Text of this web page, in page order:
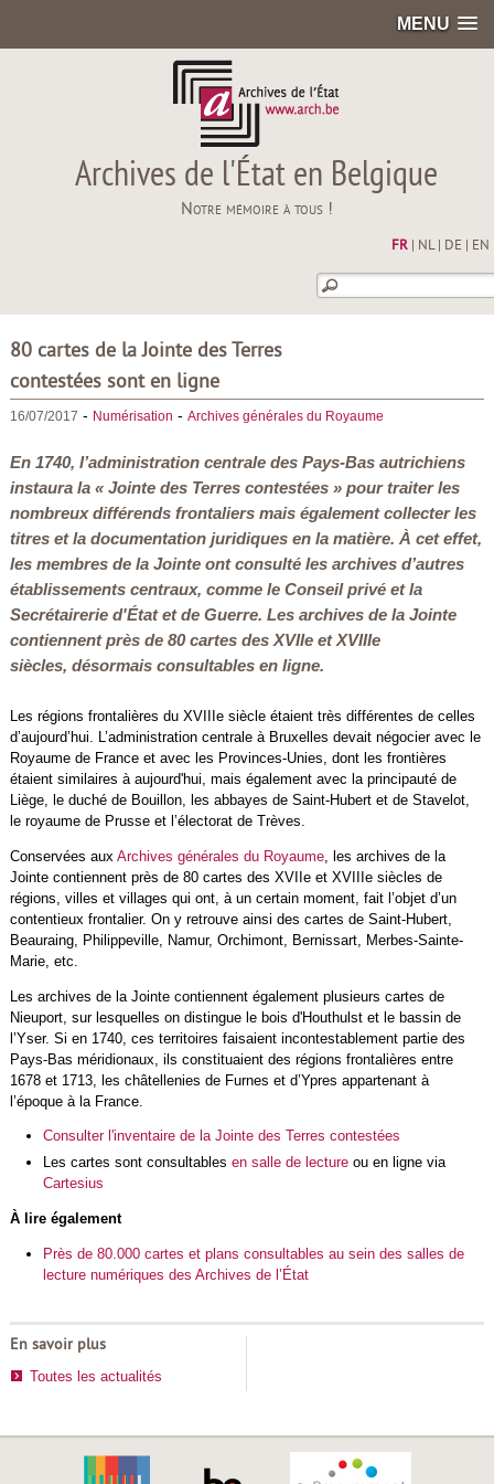
MENU
Archives de l'État en Belgique
Notre mémoire à tous !
FR| NL| DE EN
80 cartes de la Jointe des Terres
contestées sont en ligne
16/07/2017 - Numérisation - Archives générales du Royaume
En 1740, l’administration centrale des Pays-Bas autrichiens
instaura la « Jointe des Terres contestées » pour traiter les
nombreux différends frontaliers mais également collecter les
titres et la documentation juridiques en la matière. À cet effet,
les membres de la Jointe ont consulté les archives d’autres
établissements centraux, comme le Conseil privé et la
Secrétairerie d'État et de Guerre. Les archives de la Jointe
contiennent près de 80 cartes des XVIIe et XVIIIe
siècles, désormais consultables en ligne.
Les régions frontalières du XVIIIe siècle étaient très différentes de celles
d’aujourd’hui. L’administration centrale à Bruxelles devait négocier avec le
Royaume de France et avec les Provinces-Unies, dont les frontières
étaient similaires à aujourd'hui, mais également avec la principauté de
Liège, le duché de Bouillon, les abbayes de Saint-Hubert et de Stavelot,
le royaume de Prusse et l’électorat de Trèves.
Conservées aux Archives générales du Royaume, les archives de la
Jointe contiennent près de 80 cartes des XVIIe et XVIIIe siècles de
régions, villes et villages qui ont, à un certain moment, fait l’objet d’un
contentieux frontalier. On y retrouve ainsi des cartes de Saint-Hubert,
Beauraing, Philippeville, Namur, Orchimont, Bernissart, Merbes-Sainte-
Marie, etc.
Les archives de la Jointe contiennent également plusieurs cartes de
Nieuport, sur lesquelles on distingue le bois d'Houthulst et le bassin de
l’Yser. Si en 1740, ces territoires faisaient incontestablement partie des
Pays-Bas méridionaux, ils constituaient des régions frontalières entre
1678 et 1713, les châtellenies de Furnes et d’Ypres appartenant à
l’époque à la France.
Consulter l'inventaire de la Jointe des Terres contestées
Les cartes sont consultables en salle de lectureou en ligne via
Cartesius
À lire également
Près de 80.000 cartes et plans consultables au sein des salles de
lecture numériques des Archives de l’État
En savoir plus
Toutes les actualités